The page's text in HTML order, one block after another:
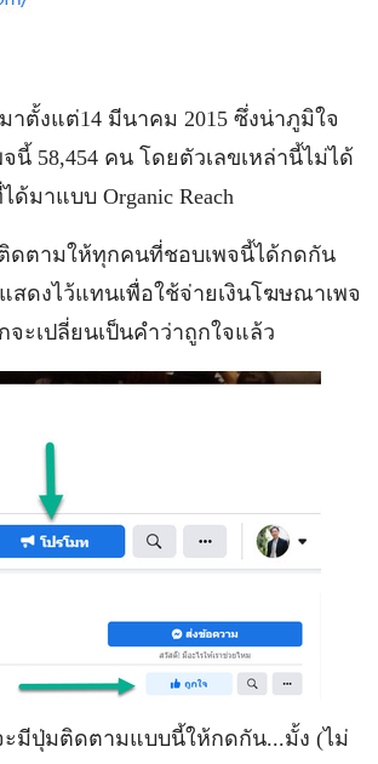
มาตั้งแต่14 มีนาคม 2015 ซึ่งน่าภูมิใจ
58,454 คน โดยตัวเลขเหล่านี้ไม่ได้
มาแบบ Organic Reach
ดตามให้ทุกคนที่ชอบเพจนี้ได้กดกัน
ดงไว้แทนเพื่อใช้จ่ายเงินโฆษณาเพจ
ะเปลี่ยนเป็นคำว่าถูกใจแล้ว
ะมีปุ่มติดตามแบบนี้ให้กดกัน...มั้ง (ไม่